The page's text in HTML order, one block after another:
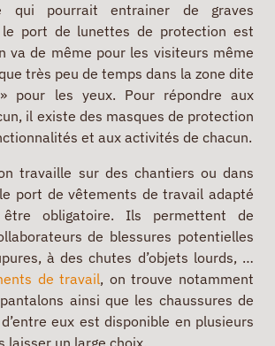
qui pourrait entrainer de graves
le port de lunettes de protection est
va de même pour les visiteurs même
très peu de temps dans la zone dite
pour les yeux. Pour répondre aux
il existe des masques de protection
et aux activités de chacun.
travaille sur des chantiers ou dans
port de vêtements de travail adapté
être obligatoire. Ils permettent de
de blessures potentielles
à des chutes d’objets lourds, …
de travail, on trouve notamment
ainsi que les chaussures de
eux est disponible en plusieurs
laisser un large choix.